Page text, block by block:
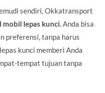
sendiri, Okkatransport
mobil lepas kunci. Anda bisa
preferensi, tanpa harus
kunci memberi Anda
tempat tujuan tanpa